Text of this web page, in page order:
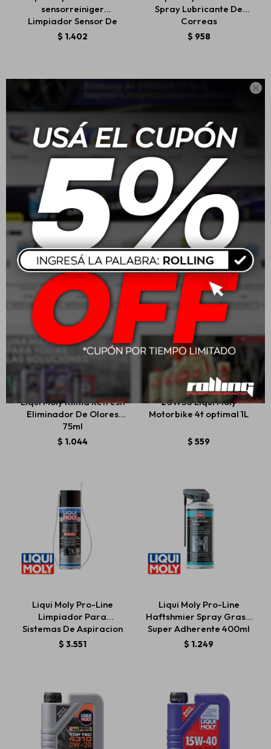

sensorreiniger
Limpiador Sensor De
Masa 200ml
$ 1.402
Spray Lubricante De
Correas
$ 958
Liqui Moly Pro-Line
Drossel Klappen Reiniger
(Nafta) Limpiador
Mariposa Y Admision
400ml
$2.033
Liqui Moly Pro-Line
Electronic Spray 400ml
$972
Liqui Moly Klima Refresh
Eliminador De Olores
75ml
$ 1.044
20W50 Liqui Moly
Motorbike 4t optimal 1L
$ 559
Liqui Moly Pro-Line
Limpiador Para
Sistemas De Aspiracion
Diesel
$ 3.551
Liqui Moly Pro-Line
Haftshmier Spray Grasa
Super Adherente 400ml
$ 1.249